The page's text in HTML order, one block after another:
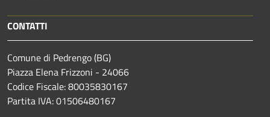
CONTATTI
Comune di Pedrengo (BG)
Piazza Elena Frizzoni - 24066
Codice Fiscale: 80035830167
Partita IVA: 01506480167